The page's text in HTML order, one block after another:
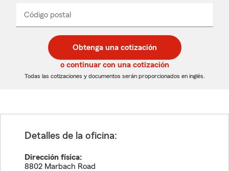
desplegable
Código postal
de
5
dígitos
de
5
dígitos
_____
Obtenga una cotización
o continuar con una cotización
Todas las cotizaciones y documentos serán proporcionados en inglés.
Detalles de la oficina:
Dirección física:
8802 Marbach Road